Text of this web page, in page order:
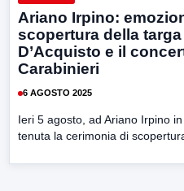
Ariano Irpino:
scopertura della
D’Acquisto e il
Carabinieri
6 AGOSTO 2025
Ieri 5 agosto, ad Ariano Irpino
tenuta la cerimonia di scopertura